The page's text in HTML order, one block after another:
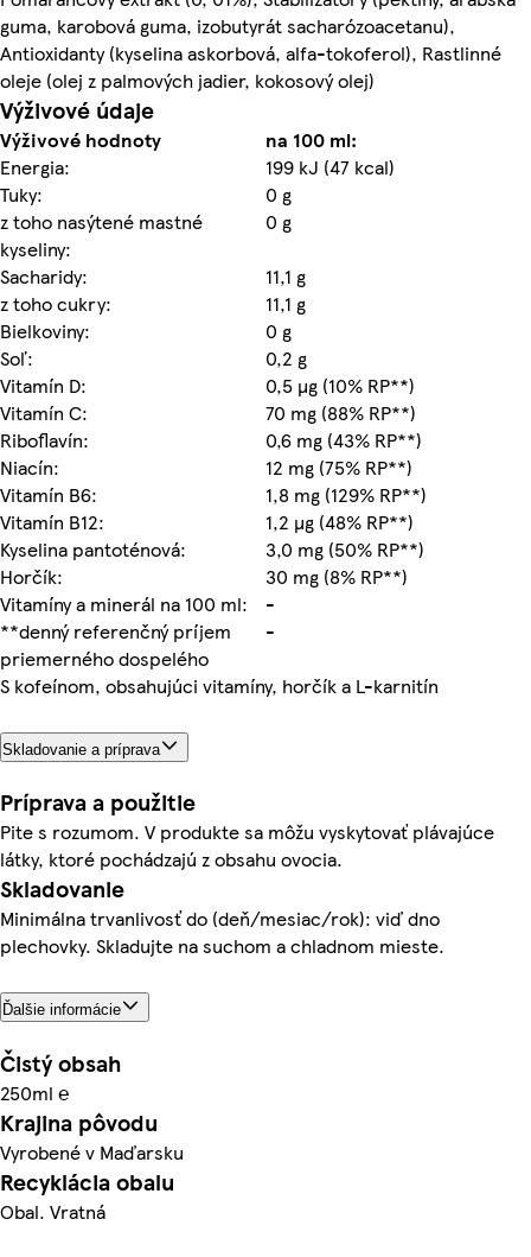
guma, karobová guma, izobutyrát sacharózoacetanu),
Antioxidanty (kyselina askorbová, alfa-tokoferol), Rastlinné
oleje (olej z palmových jadier, kokosový olej)
Výživové údaje
Výživové hodnoty
na 100 ml:
Energia:
199 kJ (47 kcal)
Tuky:
0 g
z toho nasýtené mastné
kyseliny:
0 g
Sacharidy:
11,1 g
z toho cukry:
11,1 g
Bielkoviny:
0 g
Soľ:
0,2 g
Vitamín D:
0,5 µg (10% RP**)
Vitamín C:
70 mg (88% RP**)
Riboflavín:
0,6 mg (43% RP**)
Niacín:
12 mg (75% RP**)
Vitamín B6:
1,8 mg (129% RP**)
Vitamín B12:
1,2 µg (48% RP**)
Kyselina pantoténová:
3,0 mg (50% RP**)
Horčík:
30 mg (8% RP**)
Vitamíny a minerál na 100 ml:
-
**denný referenčný príjem
priemerného dospelého
-
S kofeínom, obsahujúci vitamíny, horčík a L-karnitín
Skladovanie a príprava
Príprava a použitie
Pite s rozumom. V produkte sa môžu vyskytovať plávajúce
látky, ktoré pochádzajú z obsahu ovocia.
Skladovanie
Minimálna trvanlivosť do (deň/mesiac/rok): viď dno
plechovky. Skladujte na suchom a chladnom mieste.
Ďalšie informácie
Čistý obsah
250ml ℮
Krajina pôvodu
Vyrobené v Maďarsku
Recyklácia obalu
Obal. Vratná